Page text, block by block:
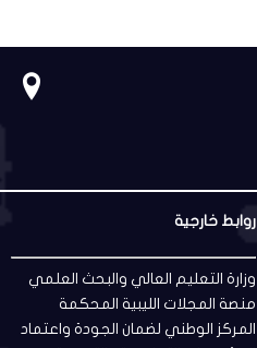

روابط خارجية
وزارة التعليم العالي والبحث العلمي
منصة المجلات الليبية المحكمة
المركز الوطني لضمان الجودة واعتماد